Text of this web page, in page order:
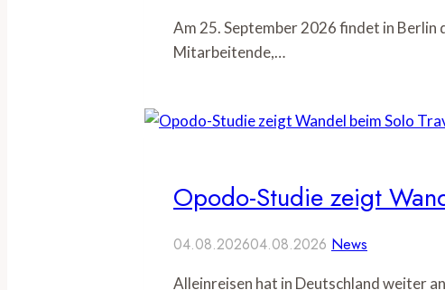
Am 25. September 2026 findet in
Mitarbeitende,…
Opodo-Studie zeigt
04.08.202604.08.2026 News
Alleinreisen hat in Deutschland weiter